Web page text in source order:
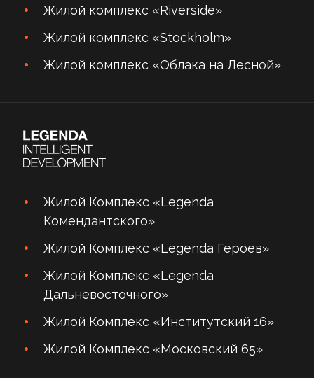
Жилой комплекс «Riverside»
Жилой комплекс «Stockholm»
Жилой комплекс «Облака на Лесной»
Жилой Комплекс «Legenda
Комендантского»
Жилой Комплекс «Legenda Героев»
Жилой Комплекс «Legenda
Дальневосточного»
Жилой Комплекс «Институтский 16»
Жилой Комплекс «Московский 65»